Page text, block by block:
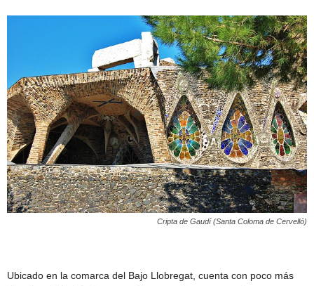
Cripta de Gaudí (Santa Coloma de Cervelló)
Ubicado en la comarca del Bajo Llobregat, cuenta con poco más